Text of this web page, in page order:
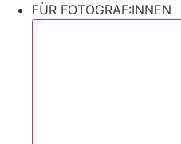
FÜR FOTOGRAF:INNEN